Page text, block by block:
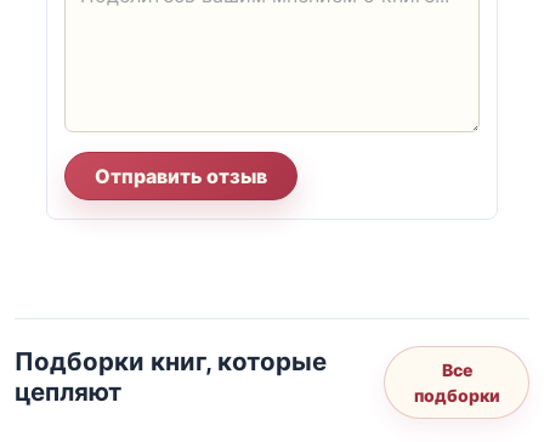
Отправить отзыв
Подборки книг, которые
цепляют
Все
подборки